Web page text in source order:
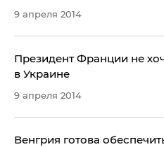
9 апреля 2014
Президент Франции не
в Украине
9 апреля 2014
Венгрия готова